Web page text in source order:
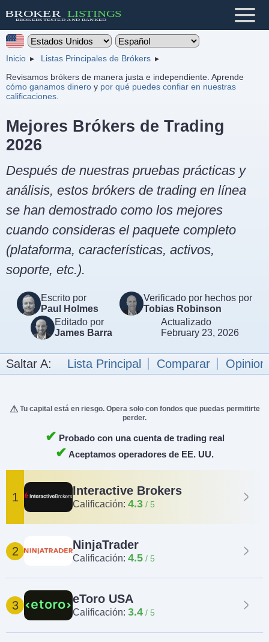
Inicio
Listas Principales de Brókers
Revisamos brókers de manera justa e independiente. Aprende
cómo ganamos dinero y por qué puedes confiar en nuestras
calificaciones
Mejores Brókers de Trading
2026
Después de nuestras pruebas prácticas y
análisis, estos brókers de trading en línea
se han demostrado como los mejores
cuando consideras el paquete completo
(plataforma, características, activos,
soporte, etc.).
Escrito por
Paul Holmes
Verificado por hechos por
Tobias Robinson
Editado por
James Barra
Actualizado
February 23, 2026
Saltar A: Lista Principal Comparar
Tu capital está en riesgo. Opera solo con fondos que puedas permitirte
perder.
✔ Probado con una cuenta de trading real
✔ Aceptamos operadores de EE. UU.
1 Interactive Brokers
Calificación: 4.3
2 NinjaTrader
Calificación: 4.5
3 eToro USA
Calificación: 3.4